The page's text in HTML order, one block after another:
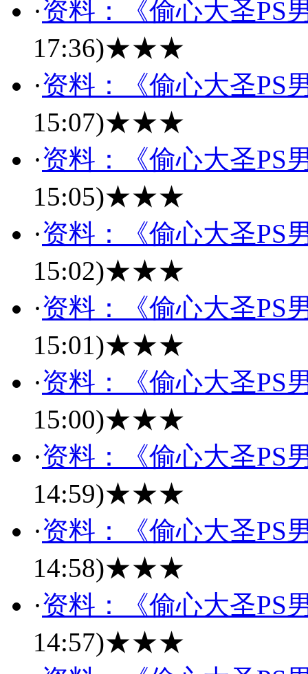
·资料：《偷心大圣PS
17:36)★★★
·资料：《偷心大圣PS
15:07)★★★
·资料：《偷心大圣PS
15:05)★★★
·资料：《偷心大圣PS
15:02)★★★
·资料：《偷心大圣PS
15:01)★★★
·资料：《偷心大圣PS
15:00)★★★
·资料：《偷心大圣PS
14:59)★★★
·资料：《偷心大圣PS
14:58)★★★
·资料：《偷心大圣PS
14:57)★★★